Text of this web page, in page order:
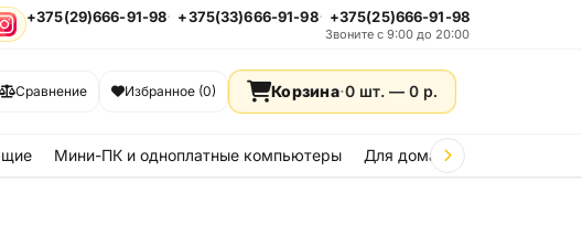
Instagram
+375(29)666-91-98 +375(33)666-91-98 +375(25)666-91-98
Звоните с 9:00 до 20:00
Сравнение Избранное (0) Корзина·0 шт. — 0 р.
Мини-ПК и одноплатные компьютеры Для дома и дачи